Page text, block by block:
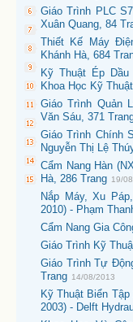
Giáo Trình PLC
Xuân Quang, 84
Thiết Kế Máy
Khánh Hà, 684
Kỹ Thuật Ép
Khoa Học Kỹ
Giáo Trình Quản
Văn Sáu, 371
Giáo Trình Chính
Nguyễn Thị Lệ
Cẩm Nang Hàn
Hà, 286 Trang 19/
Nắp Máy, Xu
2010) - Phạm
Cẩm Nang Gia
Giáo Trình Kỹ
Giáo Trình Tự
Trang 14/08/2013
Kỹ Thuật Biển
2003) - Delft